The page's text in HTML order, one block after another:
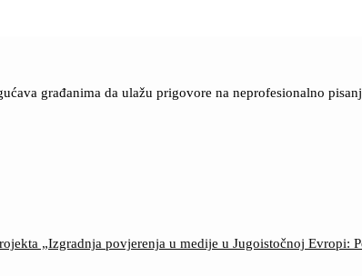
građanima da ulažu prigovore na neprofesionalno
„Izgradnja povjerenja u medije u Jugoistočnoj Evropi: